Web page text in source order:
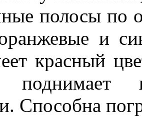
полосы по
и
красный
поднимает
Способна